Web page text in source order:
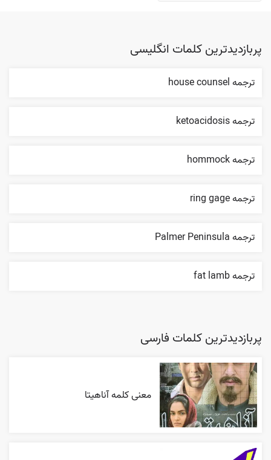
پربازدیدترین کلمات انگلیسی
ترجمه house counsel
ترجمه ketoacidosis
ترجمه hommock
ترجمه ring gage
ترجمه Palmer Peninsula
ترجمه fat lamb
پربازدیدترین کلمات فارسی
معنی کلمه آناهیتا